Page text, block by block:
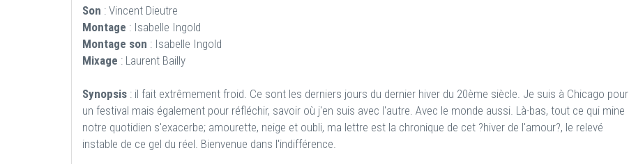
Son : Vincent Dieutre
Montage : Isabelle Ingold
Montage son : Isabelle Ingold
Mixage : Laurent Bailly
Synopsis : il fait extrêmement froid. Ce sont les derniers jours du dernier hiver du 20ème siècle. Je suis à Chicago pour
un festival mais également pour réfléchir, savoir où j'en suis avec l'autre. Avec le monde aussi. Là-bas, tout ce qui mine
notre quotidien s'exacerbe; amourette, neige et oubli, ma lettre est la chronique de cet ?hiver de l'amour?, le relevé
instable de ce gel du réel. Bienvenue dans l'indifférence.